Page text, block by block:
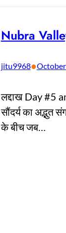
Nubra
jitu9968•
लद्दाख Day #5
सौंदर्य का अद्भुत
के बीच जब…